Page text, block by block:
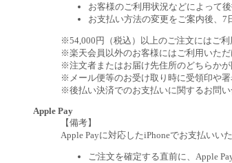
お客様のご利用状況などによって
お支払い方法の変更をご案内後、7
※54,000円（税込）以上のご注文にはご利
※楽天会員以外のお客様にはご利用いただ
※注文者またはお届け先住所のどちらか
※メール便等のお受け取り時に受領印や
※後払い決済でのお支払いに関するお問い
Apple Pay
【備考】
Apple Payに対応したiPhoneでお支払いいた
ご注文を確定する直前に、Apple